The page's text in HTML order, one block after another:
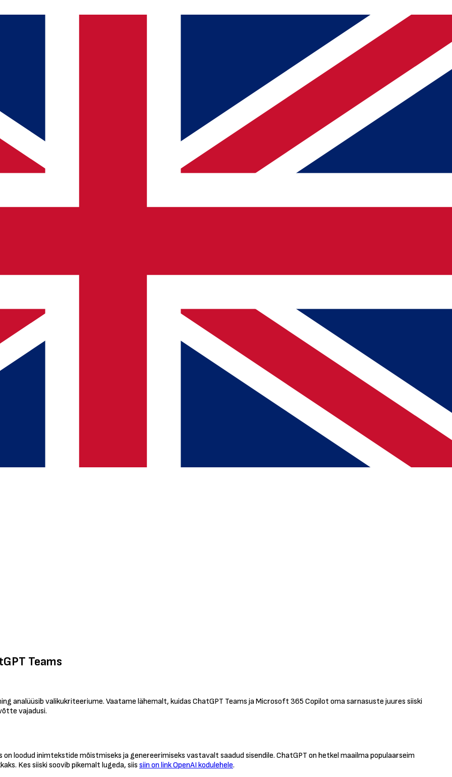
Teams
analüüsib valikukriteeriume. Vaatame lähemalt, kuidas ChatGPT Teams ja Microsoft 365 Copilot oma sarnasuste juures siiski
vajadusi.
loodud inimtekstide mõistmiseks ja genereerimiseks vastavalt saadud sisendile. ChatGPT on hetkel maailma populaarseim
Kes siiski soovib pikemalt lugeda, siis siin on link OpenAI kodulehele.